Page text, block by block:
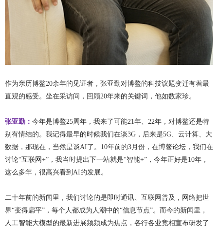
作为亲历博鳌20余年的见证者，张亚勤对博鳌的科技议题变迁有着最
直观的感受。坐在采访间，回顾20年来的关键词，他如数家珍。
张亚勤： 今年是博鳌25周年，我来了可能21年、22年，对博鳌还是特
别有情结的。我记得最早的时候我们在谈3G，后来是5G、云计算、大
数据，那现在，当然是谈AI了。10年前的3月份，在博鳌论坛，我们在
讨论“互联网+”，我当时提出下一站就是“智能+”，今年正好是10年，
这么多年，很高兴看到AI的发展。
二十年前的新闻里，我们讨论的是即时通讯、互联网普及，网络把世
界“变得扁平”，每个人都成为人潮中的“信息节点”。而今的新闻里，
人工智能大模型的最新进展频频成为焦点，各行各业竞相宣布研发了